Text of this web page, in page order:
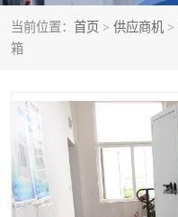
当前位置： 首页 > 供应商机 >
箱